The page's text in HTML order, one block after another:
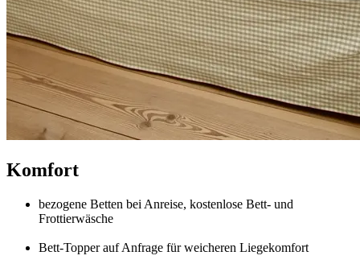
Komfort
bezogene Betten bei Anreise, kostenlose Bett- und
Frottierwäsche
Bett-Topper auf Anfrage für weicheren Liegekomfort